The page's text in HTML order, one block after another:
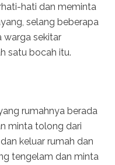
hati dan meminta
selang beberapa
warga sekitar
satu bocah itu.
rumahnya berada
minta tolong dari
keluar rumah dan
tengelam dan minta